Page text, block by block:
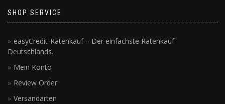
SHOP SERVICE
easyCredit-Ratenkauf – Der einfachste Ratenkauf
Deutschlands.
Mein Konto
Review Order
Versandarten